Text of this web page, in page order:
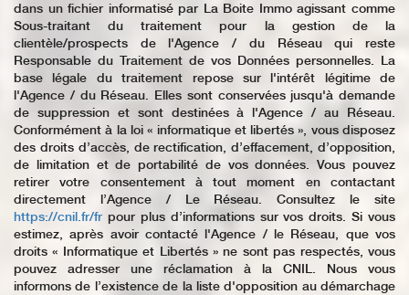
dans un fichier informatisé par La Boite Immo agissant comme
Sous-traitant du traitement pour la gestion de la
clientèle/prospects de l'Agence / du Réseau qui reste
Responsable du Traitement de vos Données personnelles. La
base légale du traitement repose sur l'intérêt légitime de
l'Agence / du Réseau. Elles sont conservées jusqu'à demande
de suppression et sont destinées à l'Agence / au Réseau.
Conformément à la loi « informatique et libertés », vous disposez
des droits d’accès, de rectification, d’effacement, d’opposition,
de limitation et de portabilité de vos données. Vous pouvez
retirer votre consentement à tout moment en contactant
directement l’Agence / Le Réseau. Consultez le site
https://cnil.fr/fr pour plus d’informations sur vos droits. Si vous
estimez, après avoir contacté l'Agence / le Réseau, que vos
droits « Informatique et Libertés » ne sont pas respectés, vous
pouvez adresser une réclamation à la CNIL. Nous vous
informons de l’existence de la liste d'opposition au démarchage